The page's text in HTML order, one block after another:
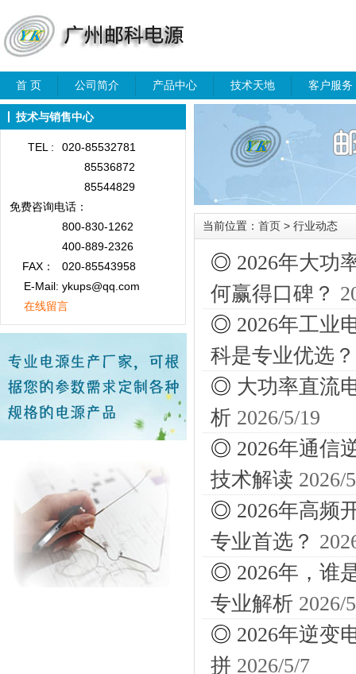
首 页 公司简介 产品中心 技术天地 客户服务
技术与销售中心
TEL :
020-85532781
85536872
85544829
免费咨询电话：
800-830-1262
400-889-2326
FAX：
020-85543958
E-Mail: ykups@qq.com
在线留言
当前位置： 首页 > 行业动态
◎ 2026年大功
何赢得口碑？
◎ 2026年工业
科是专业优选？
◎ 大功率直流
析 2026/5/19
◎ 2026年通信
技术解读 2026/
◎ 2026年高频
专业首选？
◎ 2026年，谁
专业解析 2026/
◎ 2026年逆变
拼 2026/5/7